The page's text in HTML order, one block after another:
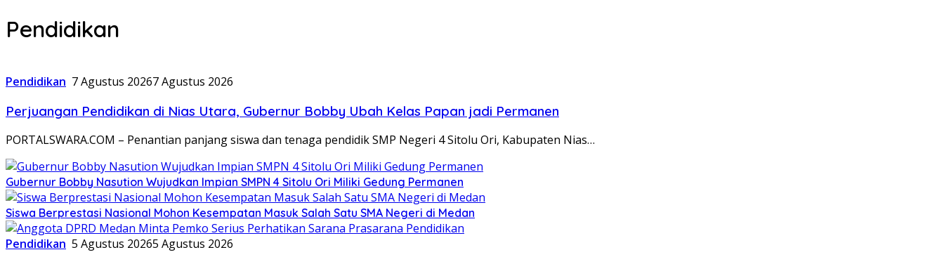
Pendidikan
Pendidikan 7 Agustus 20267 Agustus 2026
Perjuangan Pendidikan di Nias Utara, Gubernur Bobby Ubah Kelas Papan jadi Permanen
PORTALSWARA.COM – Penantian panjang siswa dan tenaga pendidik SMP Negeri 4 Sitolu Ori, Kabupaten Nias…
Gubernur Bobby Nasution Wujudkan Impian SMPN 4 Sitolu Ori Miliki Gedung Permanen
Siswa Berprestasi Nasional Mohon Kesempatan Masuk Salah Satu SMA Negeri di Medan
Pendidikan 5 Agustus 20265 Agustus 2026